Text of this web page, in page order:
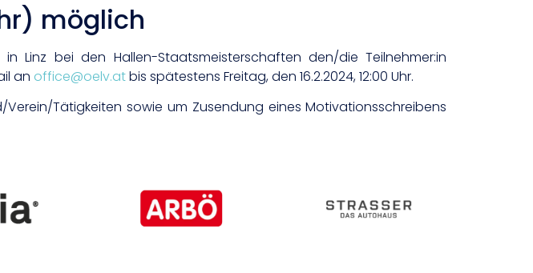
möglich
Linz bei den Hallen-Staatsmeisterschaften den/die Teilnehmer:in
an office@oelv.atbis spätestens Freitag, den 16.2.2024, 12:00 Uhr.
Tätigkeiten sowie um Zusendung eines Motivationsschreibens